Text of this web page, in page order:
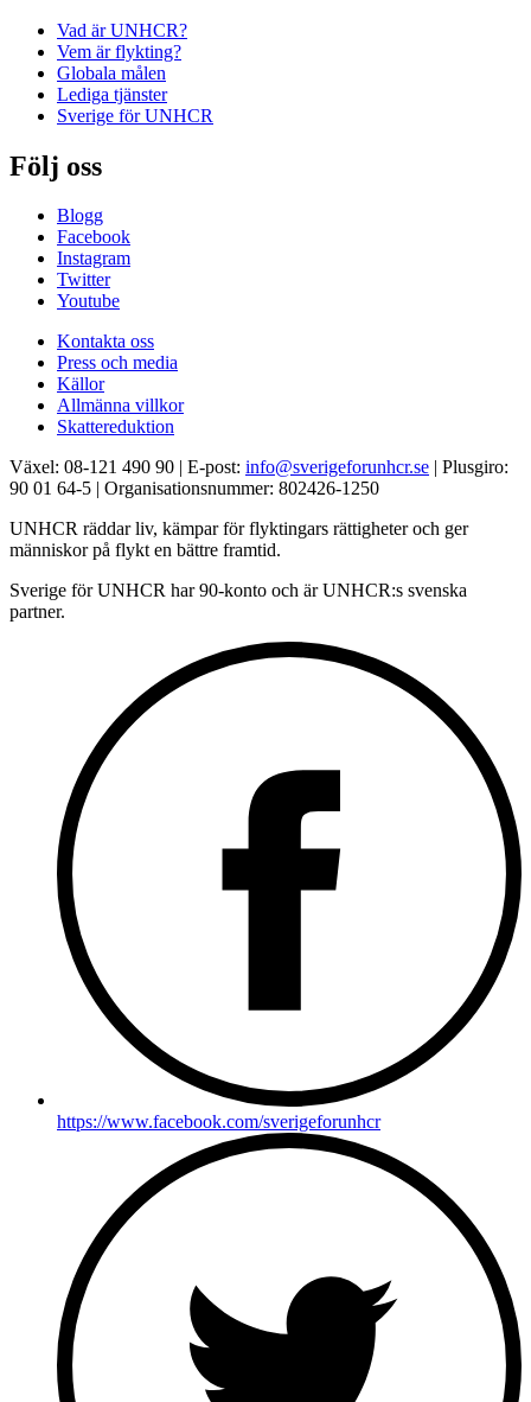
Vad är UNHCR?
Vem är flykting?
Globala målen
Lediga tjänster
Sverige för UNHCR
Följ oss
Blogg
Facebook
Instagram
Twitter
Youtube
Kontakta oss
Press och media
Källor
Allmänna villkor
Skattereduktion
Växel: 08-121 490 90 | E-post: info@sverigeforunhcr.se | Plusgiro:
90 01 64-5 | Organisationsnummer: 802426-1250
UNHCR räddar liv, kämpar för flyktingars rättigheter och ger
människor på flykt en bättre framtid.
Sverige för UNHCR har 90-konto och är UNHCR:s svenska
partner.
https://www.facebook.com/sverigeforunhcr